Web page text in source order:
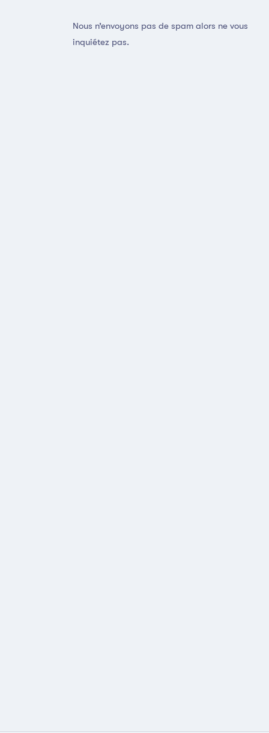
Nous n’envoyons pas de spam alors ne vous
inquiétez pas.